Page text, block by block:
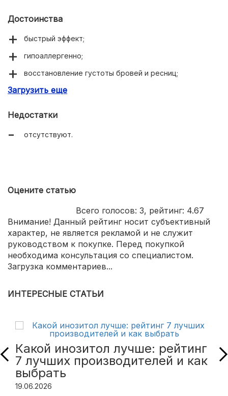
Достоинства
быстрый эффект;
гипоаллергенно;
восстановление густоты бровей и ресниц;
недорогое;
Загрузить еще
Недостатки
отсутствуют.
Оцените статью
Всего голосов: 3, рейтинг: 4.67
Внимание! Данный рейтинг носит субъективный
характер, не является рекламой и не служит
руководством к покупке. Перед покупкой
необходима консультация со специалистом.
Загрузка комментариев...
ИНТЕРЕСНЫЕ СТАТЬИ
Какой инозитол лучше: рейтинг
7 лучших производителей и как
выбрать
19.06.2026